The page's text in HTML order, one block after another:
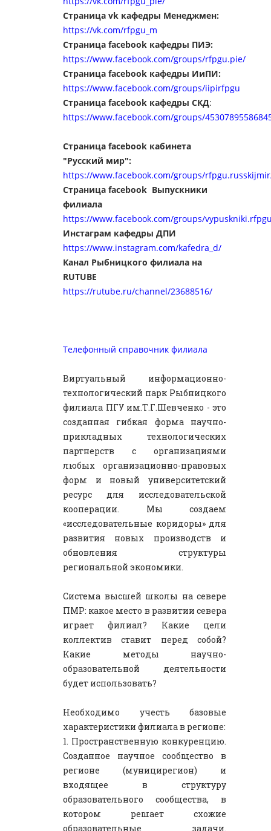
Страница vk кафедры Менеджмен:
https://vk.com/rfpgu_ m
Страница facebook кафедры ПИЭ:
https://www.facebook.com/groups/rfpgu.pie/
Страница facebook кафедры ИиПИ:
https://www.facebook.com/groups/iipirfpgu
Страница facebook кафедры СКД:
https://www.facebook.com/groups/
Страница facebook кабинета
"Русский мир":
https://www.facebook.com/groups/
Страница facebook Выпускники
филиала
https://www.facebook.com/groups/
Инстаграм кафедры ДПИ
https://www.instagram.com/kafedra_d/
Канал Рыбницкого филиала на
RUTUBE
https://rutube.ru/channel/23688516/
Телефонный справочник филиала
Виртуальный информационно-
технологический парк Рыбницкого
филиала ПГУ им.Т.Г.Шевченко - это
созданная гибкая форма научно-
прикладных технологических
партнерств с организациями
любых организационно-правовых
форм и новый университетский
ресурс для исследовательской
кооперации. Мы создаем
«исследовательные коридоры» для
развития новых производств и
обновления структуры
региональной экономики.
Система высшей школы на севере
ПМР: какое место в развитии севера
играет филиал? Какие цели
коллектив ставит перед собой?
Какие методы научно-
образовательной деятельности
будет использовать?
Необходимо учесть базовые
характеристики филиала в регионе:
1. Пространственную конкуренцию.
Созданное научное сообщество в
регионе (муницирегион) и
входящее в структуру
образовательного сообщества, в
котором решает схожие
образовательные задачи.